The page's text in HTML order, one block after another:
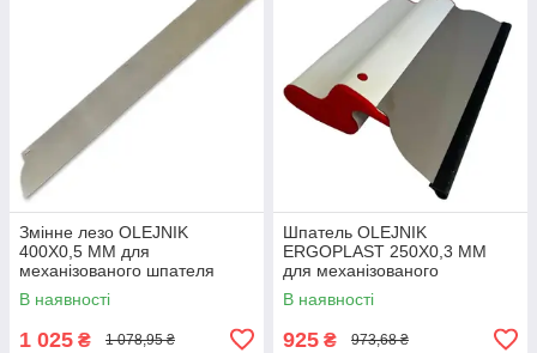
Змінне лезо OLEJNIK
400Х0,5 ММ для
механізованого шпателя
В наявності
1 025 ₴ 1 078,95 ₴
Шпатель OLEJNIK
ERGOPLAST 250Х0,3 ММ
для механізованого
нанесення (пластмасовий)
В наявності
925 ₴ 973,68 ₴